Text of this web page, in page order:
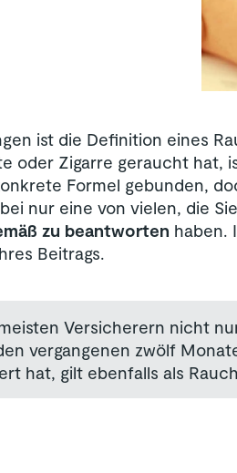
ist die Definition eines
oder Zigarre geraucht hat,
Formel gebunden,
nur eine von vielen, die
zu beantworten haben.
Beitrags.
Versicherern nicht
vergangenen zwölf
hat, gilt ebenfalls als